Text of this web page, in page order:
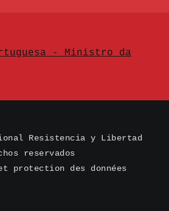
Resistencia y Libertad
reservados
protection des données